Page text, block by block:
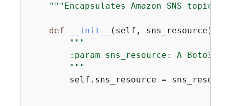
"""Encapsulates Amazon SNS
def __init__ ( self, sns_resource ):
"""
:param sns_resource: A Boto3
        """
self.sns_resource =